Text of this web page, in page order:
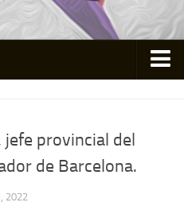
jefe provincial del
de Barcelona.
2022